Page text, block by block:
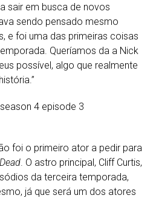
sair em busca de novos
sendo pensado mesmo
e foi uma das primeiras coisas
Queríamos da a Nick
possível, algo que realmente
foi o primeiro ator a pedir para
. O astro principal, Cliff Curtis,
da terceira temporada,
já que será um dos atores